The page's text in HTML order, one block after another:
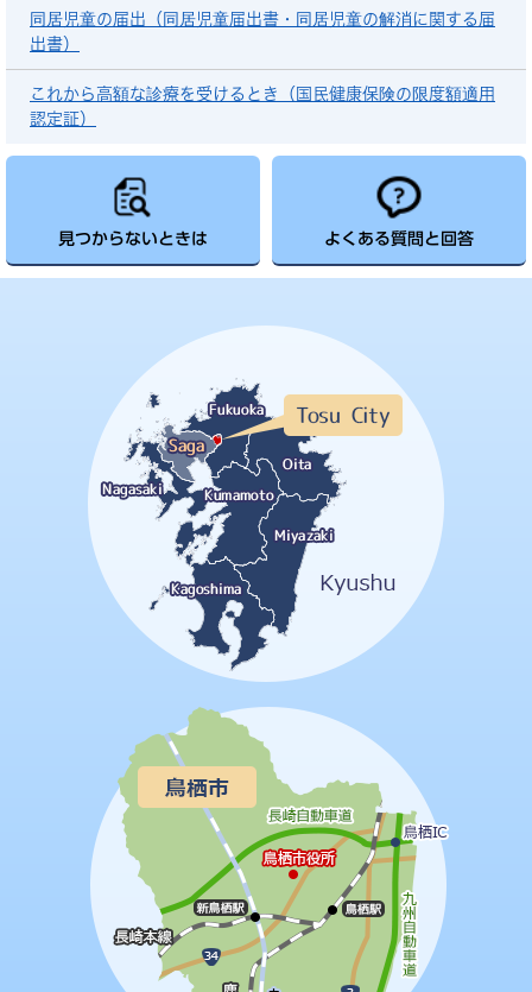
同居児童の届出（同居児童届出書・同居児童の解消に関する届
出書）
これから高額な診療を受けるとき（国民健康保険の限度額適用
認定証）
見つからないときは よくある質問と回答